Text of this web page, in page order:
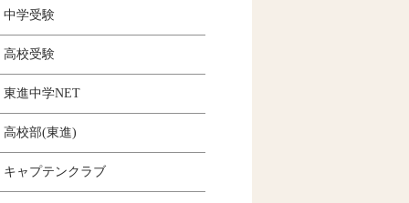
中学受験
高校受験
東進中学NET
高校部(東進)
キャプテンクラブ